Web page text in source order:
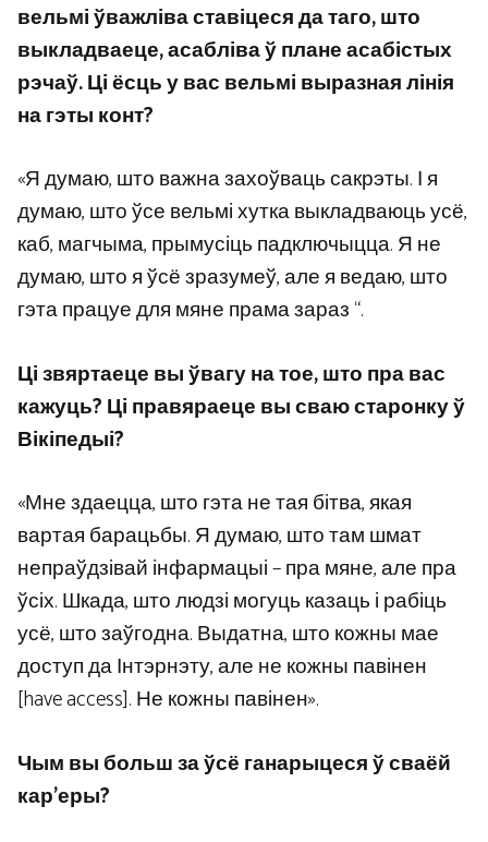
вельмі ўважліва ставіцеся да таго, што
выкладваеце, асабліва ў плане асабістых
рэчаў. Ці ёсць у вас вельмі выразная лінія
на гэты конт?
«Я думаю, што важна захоўваць сакрэты. І я
думаю, што ўсе вельмі хутка выкладваюць усё,
каб, магчыма, прымусіць падключыцца. Я не
думаю, што я ўсё зразумеў, але я ведаю, што
гэта працуе для мяне прама зараз “.
Ці звяртаеце вы ўвагу на тое, што пра вас
кажуць? Ці правяраеце вы сваю старонку ў
Вікіпедыі?
«Мне здаецца, што гэта не тая бітва, якая
вартая барацьбы. Я думаю, што там шмат
непраўдзівай інфармацыі – пра мяне, але пра
ўсіх. Шкада, што людзі могуць казаць і рабіць
усё, што заўгодна. Выдатна, што кожны мае
доступ да Інтэрнэту, але не кожны павінен
[have access]. Не кожны павінен».
Чым вы больш за ўсё ганарыцеся ў сваёй
кар’еры?